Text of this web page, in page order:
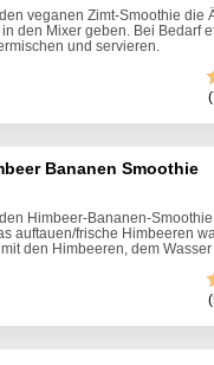
veganen Zimt-Smoothie die
den Mixer geben. Bei Bedarf
und servieren.
Bananen Smoothie
Himbeer-Bananen-
auftauen/frische Himbeeren
den Himbeeren, dem